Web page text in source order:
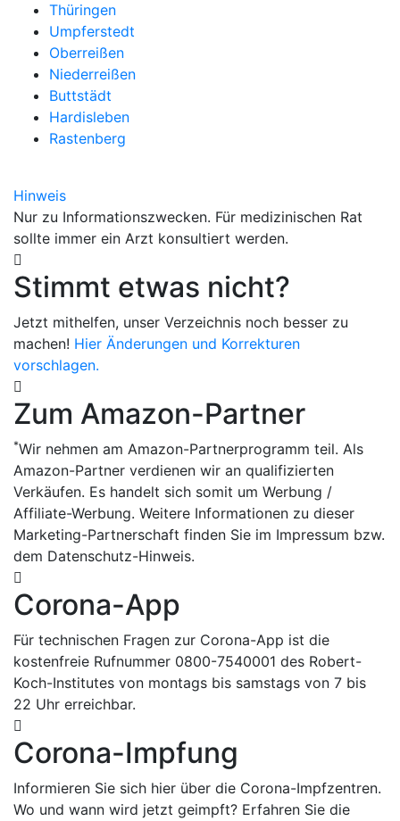
Thüringen
Umpferstedt
Oberreißen
Niederreißen
Buttstädt
Hardisleben
Rastenberg
Hinweis
Nur zu Informationszwecken. Für medizinischen Rat
sollte immer ein Arzt konsultiert werden.
Stimmt etwas nicht?
Jetzt mithelfen, unser Verzeichnis noch besser zu
machen! Hier Änderungen und Korrekturen
vorschlagen.
Zum Amazon-Partner
*Wir nehmen am Amazon-Partnerprogramm teil. Als
Amazon-Partner verdienen wir an qualifizierten
Verkäufen. Es handelt sich somit um Werbung /
Affiliate-Werbung. Weitere Informationen zu dieser
Marketing-Partnerschaft finden Sie im Impressum bzw.
dem Datenschutz-Hinweis.
Corona-App
Für technischen Fragen zur Corona-App ist die
kostenfreie Rufnummer 0800-7540001 des Robert-
Koch-Institutes von montags bis samstags von 7 bis
22 Uhr erreichbar.
Corona-Impfung
Informieren Sie sich hier über die Corona-Impfzentren.
Wo und wann wird jetzt geimpft? Erfahren Sie die